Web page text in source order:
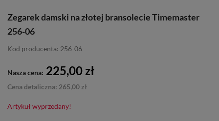
Zegarek damski na złotej bransolecie Timemaster
256-06
Kod producenta: 256-06
Nasza cena: 225,00 zł
Cena detaliczna: 265,00 zł
Artykuł wyprzedany!